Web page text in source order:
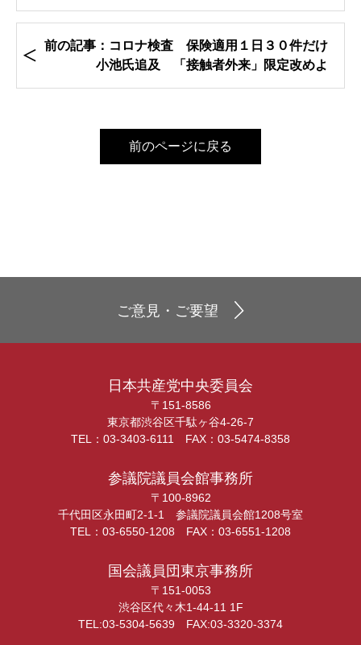
前の記事：コロナ検査 保険適用１日３０件だけ
小池氏追及 「接触者外来」限定改めよ
前のページに戻る
ご意見・ご要望
日本共産党中央委員会
〒151-8586
東京都渋谷区千駄ヶ谷4-26-7
TEL：03-3403-6111 FAX：03-5474-8358
参議院議員会館事務所
〒100-8962
千代田区永田町2-1-1 参議院議員会館1208号室
TEL：03-6550-1208 FAX：03-6551-1208
国会議員団東京事務所
〒151-0053
渋谷区代々木1-44-11 1F
TEL:03-5304-5639 FAX:03-3320-3374